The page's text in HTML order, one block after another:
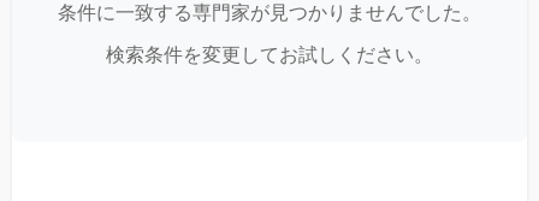
条件に一致する専門家が見つかりませんでした。
検索条件を変更してお試しください。